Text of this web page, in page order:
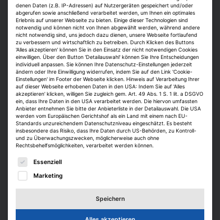
hellhörig, waren doch ihre Energiekosten
zwischen 2002 und 2008 um rund 65% auf
jährlich 5,3 Mio. Euro gestiegen. Und so
erklärte sich die Hochschule bereit, eine der
Doktorandenstellen zu finanzieren,
vorausgesetzt diese Kosten werden durch
Energieeinsparungen wieder herausgeholt.
Um Geld geht es auch in einem der neuen
Projekte: Welche alternativen
Finanzierungsmodelle für
Energieeinsparmaßnahmen können neben
dem Hochschulhaushalt entwickelt werden?
In zwei bis drei Jahren hofft Vajen auf erste
Ergebnisse, die auch auf andere
Hochschulen übertragbar sein sollen.
Zudem erstellen die Studenten Verbrauchs-
und Bedarfsausweise für einzelne Gebäude
denen Daten (z.B. IP-Adressen) auf Nutzergeräten gespeichert und/oder
abgerufen sowie anschließend verarbeitet werden, um Ihnen ein optimales
Erlebnis auf unserer Webseite zu bieten. Einige dieser Technologien sind
notwendig und können nicht von Ihnen abgewählt werden, während andere
nicht notwendig sind, uns jedoch dazu dienen, unsere Webseite fortlaufend
zu verbessern und wirtschaftlich zu betreiben. Durch Klicken des Buttons
'Alles akzeptieren' können Sie in den Einsatz der nicht notwendigen Cookies
einwilligen. Über den Button 'Detailauswahl' können Sie Ihre Entscheidungen
individuell anpassen. Sie können Ihre Datenschutz-Einstellungen jederzeit
ändern oder Ihre Einwilligung widerrufen, indem Sie auf den Link 'Cookie-
Einstellungen' im Footer der Webseite klicken. Hinweis auf Verarbeitung Ihrer
auf dieser Webseite erhobenen Daten in den USA: Indem Sie auf 'Alles
akzeptieren' klicken, willigen Sie zugleich gem. Art. 49 Abs. 1 S. 1 lit. a DSGVO
ein, dass Ihre Daten in den USA verarbeitet werden. Die hiervon umfassten
Anbieter entnehmen Sie bitte der Anbieterliste in der Detailauswahl. Die USA
werden vom Europäischen Gerichtshof als ein Land mit einem nach EU-
Standards unzureichendem Datenschutzniveau eingeschätzt. Es besteht
insbesondere das Risiko, dass Ihre Daten durch US-Behörden, zu Kontroll-
und zu Überwachungszwecken, möglicherweise auch ohne
Rechtsbehelfsmöglichkeiten, verarbeitet werden können.
Es folgt eine Liste der Service-Gruppen, für die eine
Essenziell
Marketing
Speichern